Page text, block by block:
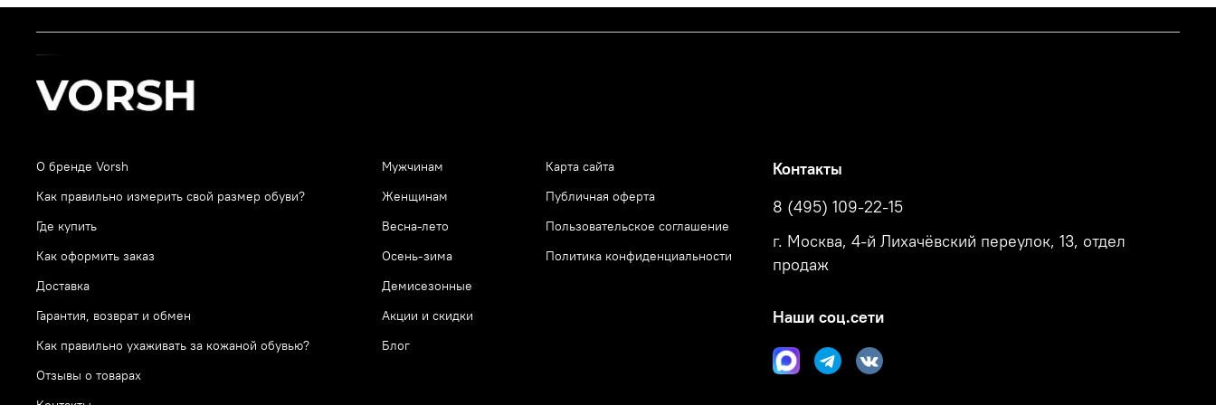
О бренде Vorsh
Как правильно измерить свой размер обуви?
Где купить
Как оформить заказ
Доставка
Гарантия, возврат и обмен
Как правильно ухаживать за кожаной обувью?
Отзывы о товарах
Мужчинам
Женщинам
Весна-лето
Осень-зима
Демисезонные
Акции и скидки
Блог
Карта сайта
Публичная оферта
Пользовательское соглашение
Политика конфиденциальности
Контакты
8 (495) 109-22-15
г. Москва, 4-й Лихачёвский переулок, 13, отдел
продаж
Наши соц.сети